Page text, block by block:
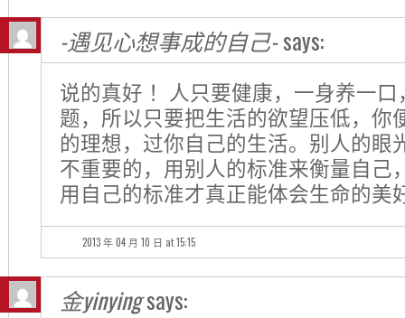
-遇见心想事成的自己-says:
说的真好 ！人只要健康，一身养一
题，所以只要把生活的欲望压低，你
的理想，过你自己的生活。别人的眼
不重要的，用别人的标准来衡量自己
用自己的标准才真正能体会生命的美
2013 年 04 月 10 日 at 15:15
金yinyingsays: